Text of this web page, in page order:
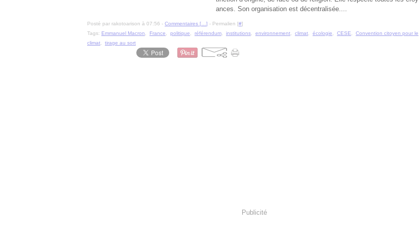
ances. Son organisation est décentralisée....
Posté par rakotoarison à 07:56 - Commentaires [ ] - Permalien [#]
Tags: Emmanuel Macron France politique référendum institutions environnement climat écologie CESE
Convention citoyen pour le
climat
tirage au sort
Publicité